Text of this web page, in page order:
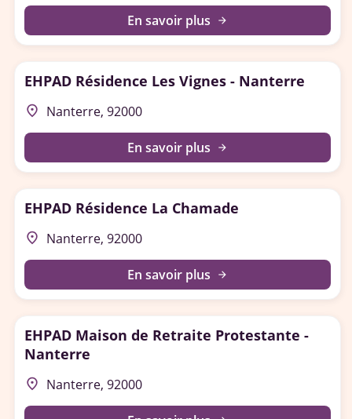
En savoir plus arrow_forward
EHPAD Résidence Les Vignes - Nanterre
place Nanterre, 92000
En savoir plus arrow_forward
EHPAD Résidence La Chamade
place Nanterre, 92000
En savoir plus arrow_forward
EHPAD Maison de Retraite Protestante -
Nanterre
place Nanterre, 92000